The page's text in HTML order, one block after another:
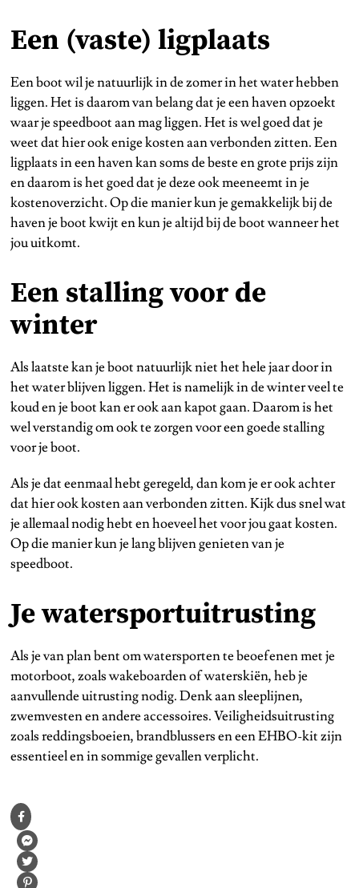
Een (vaste) ligplaats
Een boot wil je natuurlijk in de zomer in het water hebben
liggen. Het is daarom van belang dat je een haven opzoekt
waar je speedboot aan mag liggen. Het is wel goed dat je
weet dat hier ook enige kosten aan verbonden zitten. Een
ligplaats in een haven kan soms de beste en grote prijs zijn
en daarom is het goed dat je deze ook meeneemt in je
kostenoverzicht. Op die manier kun je gemakkelijk bij de
haven je boot kwijt en kun je altijd bij de boot wanneer het
jou uitkomt.
Een stalling voor de
winter
Als laatste kan je boot natuurlijk niet het hele jaar door in
het water blijven liggen. Het is namelijk in de winter veel te
koud en je boot kan er ook aan kapot gaan. Daarom is het
wel verstandig om ook te zorgen voor een goede stalling
voor je boot.
Als je dat eenmaal hebt geregeld, dan kom je er ook achter
dat hier ook kosten aan verbonden zitten. Kijk dus snel wat
je allemaal nodig hebt en hoeveel het voor jou gaat kosten.
Op die manier kun je lang blijven genieten van je
speedboot.
Je watersportuitrusting
Als je van plan bent om watersporten te beoefenen met je
motorboot, zoals wakeboarden of waterskiën, heb je
aanvullende uitrusting nodig. Denk aan sleeplijnen,
zwemvesten en andere accessoires. Veiligheidsuitrusting
zoals reddingsboeien, brandblussers en een EHBO-kit zijn
essentieel en in sommige gevallen verplicht.